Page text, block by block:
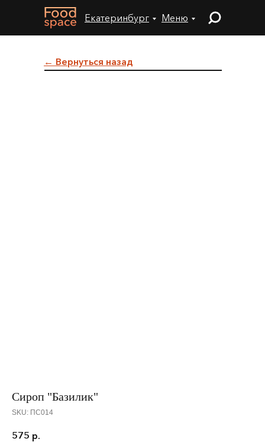
← Вернуться назад
Меню
Екатеринбург
Сироп "Базилик"
SKU: ПС014
575 р.